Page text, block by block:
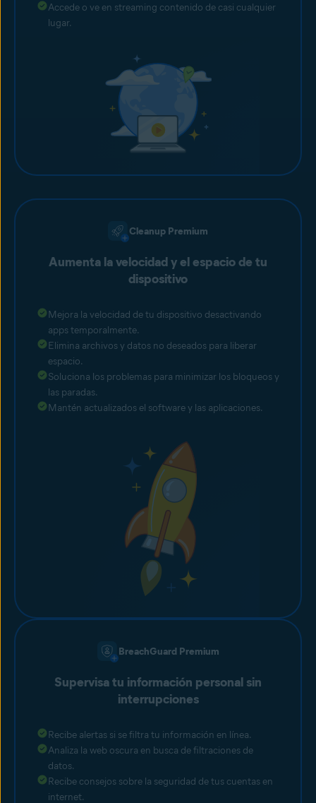
Accede o ve en streaming contenido de casi cualquier
lugar.
Cleanup Premium
Aumenta la velocidad y el espacio de tu
dispositivo
Mejora la velocidad de tu dispositivo desactivando
apps temporalmente.
Elimina archivos y datos no deseados para liberar
espacio.
Soluciona los problemas para minimizar los bloqueos y
las paradas.
Mantén actualizados el software y las aplicaciones.
BreachGuard Premium
Supervisa tu información personal sin
interrupciones
Recibe alertas si se filtra tu información en línea.
Analiza la web oscura en busca de filtraciones de
datos.
Recibe consejos sobre la seguridad de tus cuentas en
internet.